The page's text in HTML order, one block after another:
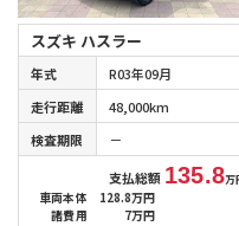
スズキ ハスラー
年式
R03年09月
走行距離
48,000km
検査期限
－
支払総額 135.8万
車両本体
128.8万円
諸費用
7万円